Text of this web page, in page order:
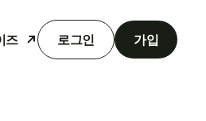
즈 로그인 가입